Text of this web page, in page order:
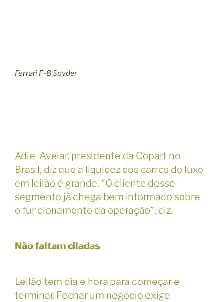
Ferrari F-8 Spyder
Adiel Avelar, presidente da Copart no
Brasil, diz que a liquidez dos carros de luxo
em leilão é grande. “O cliente desse
segmento já chega bem informado sobre
o funcionamento da operação”, diz.
Não faltam ciladas
Leilão tem dia e hora para começar e
terminar. Fechar um negócio exige